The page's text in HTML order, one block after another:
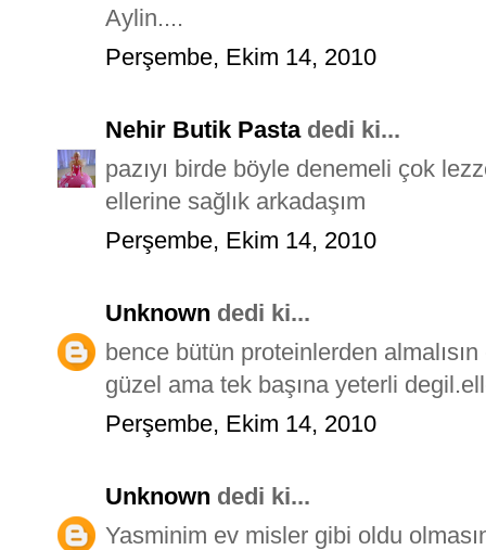
Aylin....
Perşembe, Ekim 14, 2010
Nehir Butik Pastadedi ki...
pazıyı birde böyle denemeli çok
ellerine sağlık arkadaşım
Perşembe, Ekim 14, 2010
Unknown dedi ki...
bence bütün proteinlerden
güzel ama tek başına yeterli
Perşembe, Ekim 14, 2010
Unknown dedi ki...
Yasminim ev misler gibi oldu